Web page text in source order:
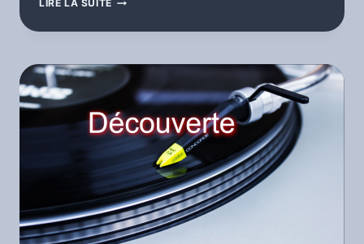
LIRE LA SUITE
THÉ-